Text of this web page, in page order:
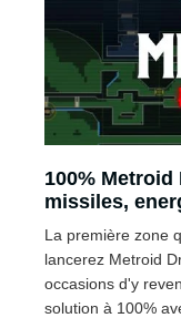
100%
missiles,
La première zone
lancerez Metroid
occasions d'y
solution à 100%